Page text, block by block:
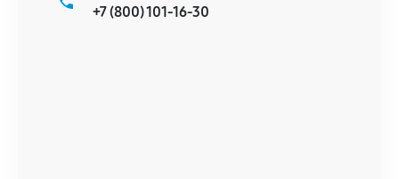
+7 (800) 101-16-30